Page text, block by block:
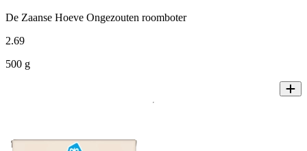
De Zaanse Hoeve Ongezouten roomboter
2.69
500 g